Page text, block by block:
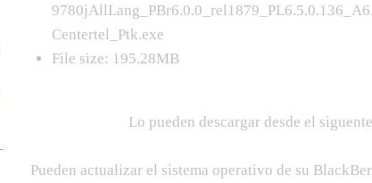
Centertel_Ptk.exe
File size: 195.28MB
Lo pueden descargar desde el
Pueden actualizar el sistema operativo de su